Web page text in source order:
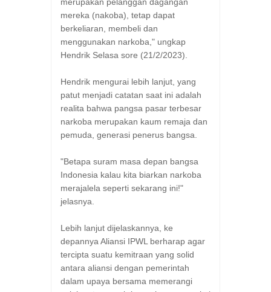
mereka (nakoba), tetap dapat
berkeliaran, membeli dan
menggunakan narkoba," ungkap
Hendrik Selasa sore (21/2/2023).
Hendrik mengurai lebih lanjut, yang
patut menjadi catatan saat ini adalah
realita bahwa pangsa pasar terbesar
narkoba merupakan kaum remaja dan
pemuda, generasi penerus bangsa.
"Betapa suram masa depan bangsa
Indonesia kalau kita biarkan narkoba
merajalela seperti sekarang ini!"
jelasnya.
Lebih lanjut dijelaskannya, ke
depannya Aliansi IPWL berharap agar
tercipta suatu kemitraan yang solid
antara aliansi dengan pemerintah
dalam upaya bersama memerangi